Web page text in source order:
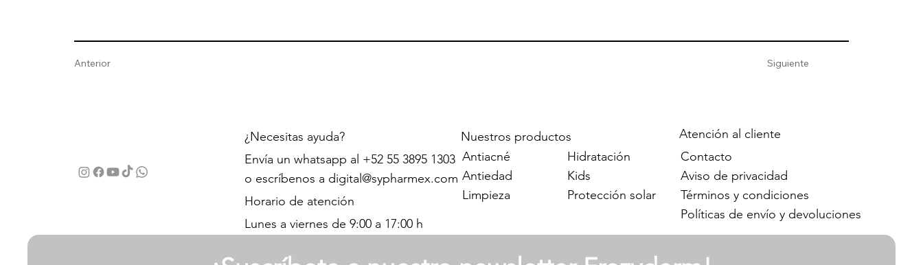
Anterior Siguiente
¿Necesitas ayuda?
Envía un whatsapp al +52 55 3895 1303
o escríbenos a digital@sypharmex.com
Horario de atención
Lunes a viernes de 9:00 a 17:00 h
Nuestros productos
Antiacné
Hidratación
Antiedad
Kids
Limpieza
Protección solar
Atención al cliente
Contacto
Aviso de privacidad
Términos y condiciones
Políticas de envío y devoluciones